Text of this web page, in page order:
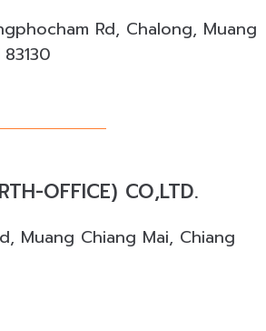
Rd, Chalong, Muang
540 533
OFFICE) CO,LTD.
Muang Chiang Mai, Chiang